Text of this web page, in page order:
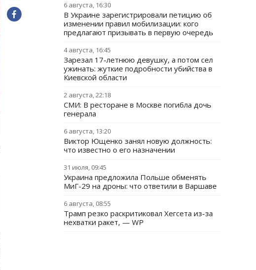
6 августа, 16:30
В Украине зарегистрировали петицию об
изменении правил мобилизации: кого
предлагают призывать в первую очередь
4 августа, 16:45
Зарезал 17-летнюю девушку, а потом сел
ужинать: жуткие подробности убийства в
Киевской области
2 августа, 22:18
СМИ: В ресторане в Москве погибла дочь
генерала
6 августа, 13:20
Виктор Ющенко занял новую должность:
что известно о его назначении
31 июля, 09:45
Украина предложила Польше обменять
МиГ-29 на дроны: что ответили в Варшаве
6 августа, 08:55
Трамп резко раскритиковал Хегсета из-за
нехватки ракет, — WP